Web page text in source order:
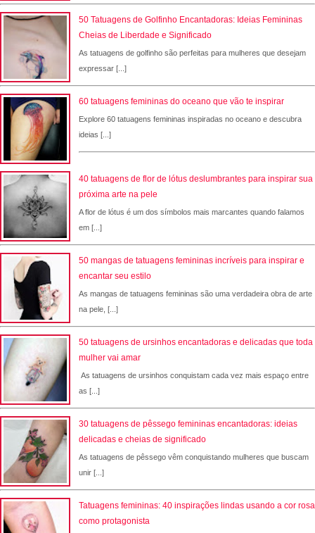
50 Tatuagens de Golfinho Encantadoras: Ideias Femininas
Cheias de Liberdade e Significado
As tatuagens de golfinho são perfeitas para mulheres que desejam
expressar [...]
60 tatuagens femininas do oceano que vão te inspirar
Explore 60 tatuagens femininas inspiradas no oceano e descubra
ideias [...]
40 tatuagens de flor de lótus deslumbrantes para inspirar sua
próxima arte na pele
A flor de lótus é um dos símbolos mais marcantes quando falamos
em [...]
50 mangas de tatuagens femininas incríveis para inspirar e
encantar seu estilo
As mangas de tatuagens femininas são uma verdadeira obra de arte
na pele, [...]
50 tatuagens de ursinhos encantadoras e delicadas que toda
mulher vai amar
As tatuagens de ursinhos conquistam cada vez mais espaço entre
as [...]
30 tatuagens de pêssego femininas encantadoras: ideias
delicadas e cheias de significado
As tatuagens de pêssego vêm conquistando mulheres que buscam
unir [...]
Tatuagens femininas: 40 inspirações lindas usando a cor rosa
como protagonista